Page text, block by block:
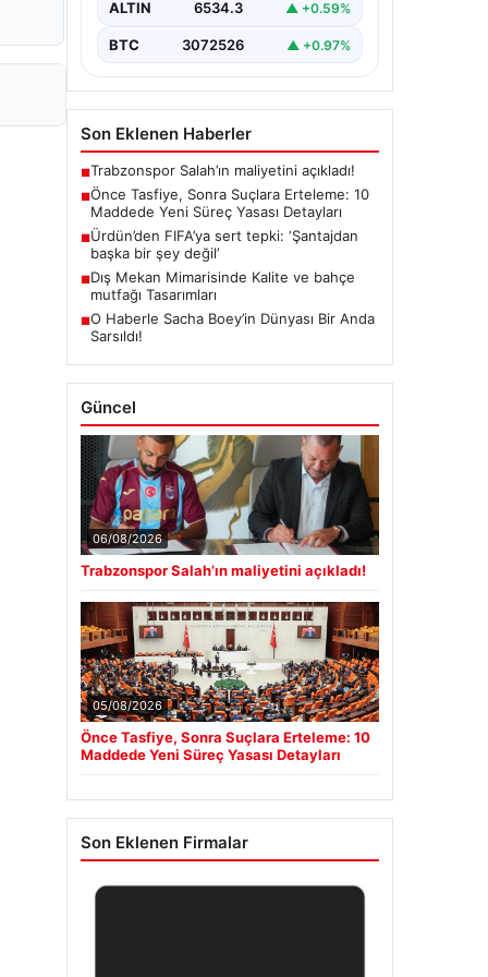
getiren yasa…
ALTIN 6534.3 ▲ +0.59%
BTC 3072526 ▲ +0.97%
Son Eklenen Haberler
■Trabzonspor Salah’ın maliyetini açıkladı!
■Önce Tasfiye, Sonra Suçlara Erteleme: 10
Maddede Yeni Süreç Yasası Detayları
■Ürdün’den FIFA’ya sert tepki: ‘Şantajdan
başka bir şey değil’
■Dış Mekan Mimarisinde Kalite ve bahçe
mutfağı Tasarımları
■O Haberle Sacha Boey’in Dünyası Bir Anda
Sarsıldı!
Güncel
06/08/2026
Trabzonspor Salah’ın maliyetini açıkladı!
05/08/2026
Önce Tasfiye, Sonra Suçlara Erteleme: 10
Maddede Yeni Süreç Yasası Detayları
Son Eklenen Firmalar